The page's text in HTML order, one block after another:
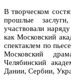
В творческом
прошлые
участвовали
как Московский
спектаклем по
Московский
Челябинский
Дании, Сербии,